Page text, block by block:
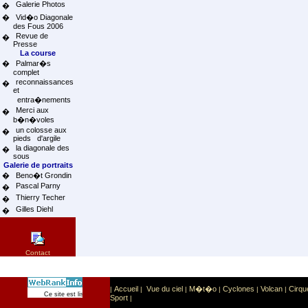
�
Galerie Photos
�
Vid�o Diagonale
des Fous 2006
�
Revue de
Presse
La course
�
Palmar�s
complet
�
reconnaissances
et
entra�nements
�
Merci aux
b�n�voles
�
un colosse aux
pieds d'argile
�
la diagonale des
sous
Galerie de portraits
�
Beno�t Grondin
�
Pascal Parny
�
Thierry Techer
�
Gilles Diehl
Contact
Ce site est list� dans la cat�gorie Sport Sports extr�mes
| Accueil | Vue du ciel | M�t�o | Cyclones | Volcan |
Sport |